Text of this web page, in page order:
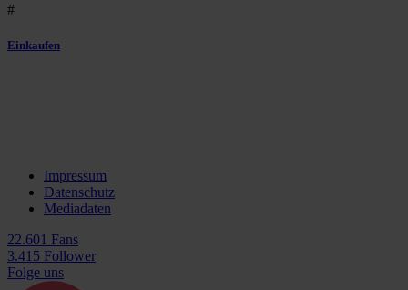
#
Einkaufen
Impressum
Datenschutz
Mediadaten
22.601 Fans
3.415 Follower
Folge uns